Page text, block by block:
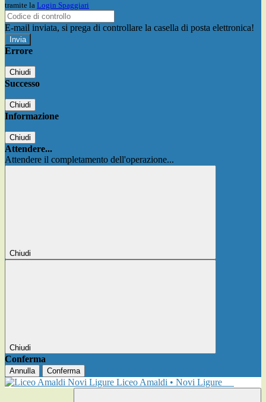
tramite la Login Spaggiari
E-mail inviata, si prega di controllare la casella di posta elettronica!
Errore
Chiudi
Successo
Chiudi
Informazione
Chiudi
Attendere...
Attendere il completamento dell'operazione...
Chiudi
Chiudi
Conferma
Annulla Conferma
Liceo Amaldi • Novi Ligure